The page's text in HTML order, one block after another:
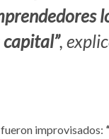
capital”,
improvisados: